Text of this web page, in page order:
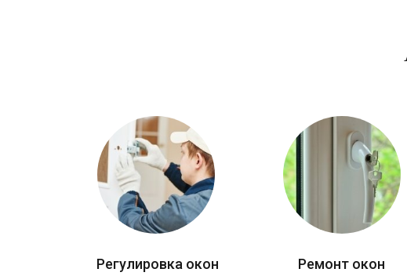
Регулировка окон Ремонт окон